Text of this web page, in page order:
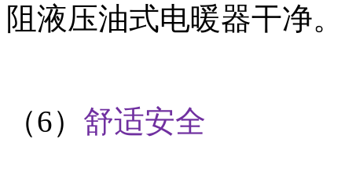
阻液压油式电暖器干净。
（6） 舒适安全